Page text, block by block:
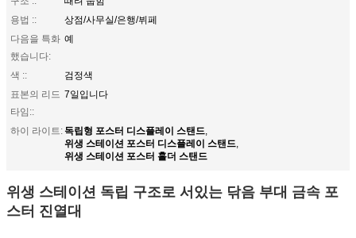
용법 ::
상점/사무실/은행/뷔페
다음을 특화
했습니다:
예
색 ::
검정색
표본의 리드
타임::
7일입니다
하이 라이트:독립형 포스터 디스플레이 스탠드,
위생 스테이션 포스터 디스플레이 스탠드,
위생 스테이션 포스터 홀더 스탠드
위생 스테이션 독립 구조로 서있는 닦음 부대 금속 포
스터 진열대